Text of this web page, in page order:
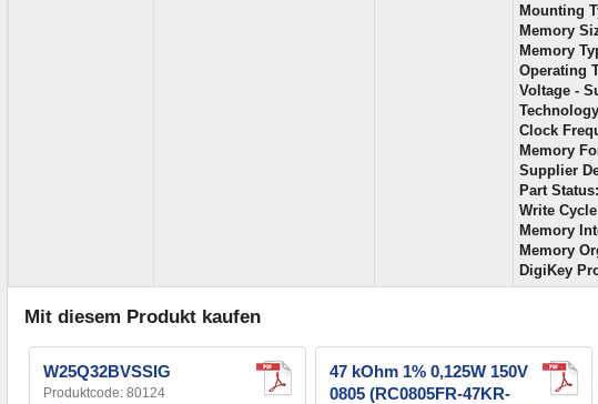
Mounting
Memory
Memory
Operating
Voltage -
Clock
Memory
Supplier
Part Status:
Write
Memory
Memory
DigiKey
Mit diesem Produkt kaufen
W25Q32BVSSIG
Produktcode: 80124
47 kOhm 1% 0,125W 150V
0805 (RC0805FR-47KR-